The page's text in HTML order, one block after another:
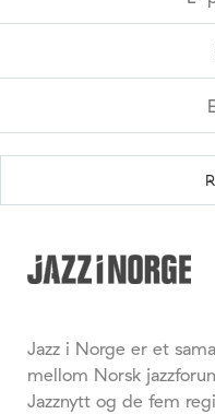
Jazz i Norge er et
mellom Norsk
Jazznytt og de fem